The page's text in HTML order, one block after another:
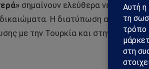
σημαίνουν ελεύθερα νερά, με
Η διατύπωση αυτή
με την Τουρκία και στην ανάγκη